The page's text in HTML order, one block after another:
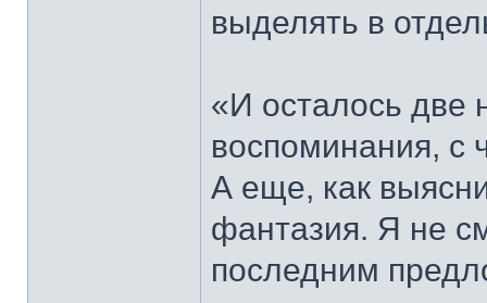
выделять в
«И осталось две
воспоминания, с
А еще, как
фантазия. Я не
последним